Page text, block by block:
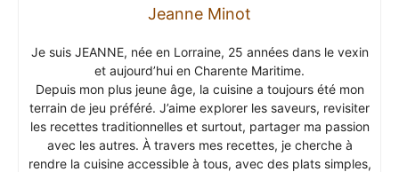
Jeanne Minot
Je suis JEANNE, née en Lorraine, 25 années dans le vexin
et aujourd’hui en Charente Maritime.
Depuis mon plus jeune âge, la cuisine a toujours été mon
terrain de jeu préféré. J’aime explorer les saveurs, revisiter
les recettes traditionnelles et surtout, partager ma passion
avec les autres. À travers mes recettes, je cherche à
rendre la cuisine accessible à tous, avec des plats simples,